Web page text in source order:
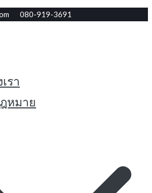
080-919-3691
ปรึกษากฏหมายฟรี
รา
หมาย